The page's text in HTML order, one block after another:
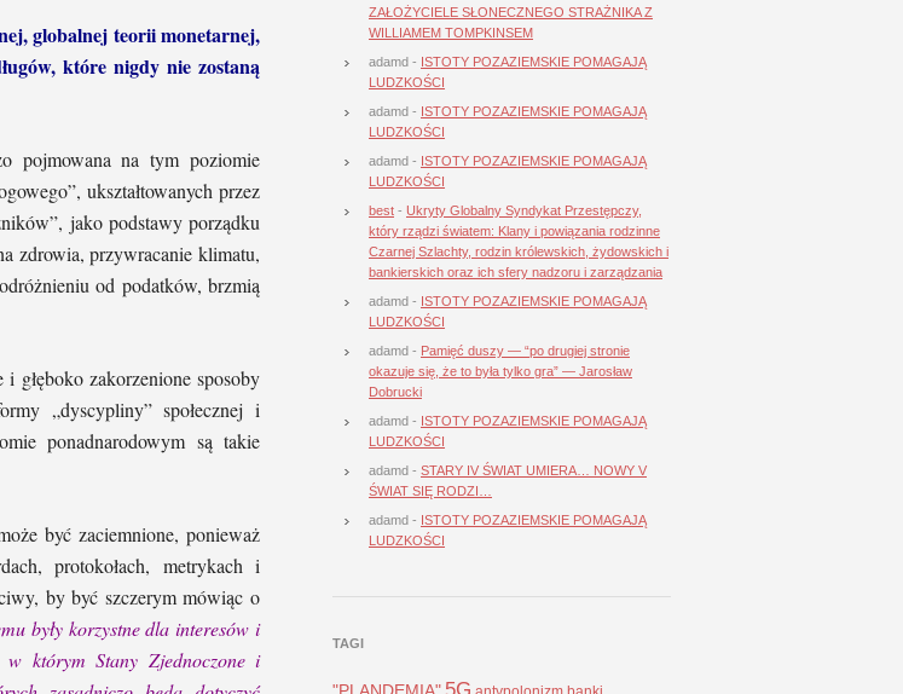
globalnej teorii monetarnej,
które nigdy nie zostaną
pojmowana na tym poziomie
ukształtowanych przez
jako podstawy porządku
zdrowia, przywracanie klimatu,
od podatków, brzmią
głęboko zakorzenione sposoby
„dyscypliny” społecznej i
ponadnarodowym są takie
być zaciemnione, ponieważ
protokołach, metrykach i
by być szczerym mówiąc o
były korzystne dla interesów i
w którym Stany Zjednoczone i
ZAŁOŻYCIELE SŁONECZNEGO STRAŻNIKA Z
WILLIAMEM TOMPKINSEM
adamd - ISTOTY POZAZIEMSKIE POMAGAJĄ
LUDZKOŚCI
adamd - ISTOTY POZAZIEMSKIE POMAGAJĄ
LUDZKOŚCI
adamd - ISTOTY POZAZIEMSKIE POMAGAJĄ
LUDZKOŚCI
best - Ukryty Globalny Syndykat Przestępczy,
który rządzi światem: Klany i powiązania rodzinne
Czarnej Szlachty, rodzin królewskich, żydowskich i
bankierskich oraz ich sfery nadzoru i zarządzania
adamd - ISTOTY POZAZIEMSKIE POMAGAJĄ
LUDZKOŚCI
adamd - Pamięć duszy — “po drugiej stronie
okazuje się, że to była tylko gra” — Jarosław
Dobrucki
adamd - ISTOTY POZAZIEMSKIE POMAGAJĄ
LUDZKOŚCI
adamd - STARY IV ŚWIAT UMIERA… NOWY V
ŚWIAT SIĘ RODZI…
adamd - ISTOTY POZAZIEMSKIE POMAGAJĄ
LUDZKOŚCI
TAGI
5G